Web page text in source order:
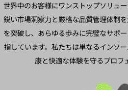
世界中のお客様にワンストップソリュ
鋭い市場洞察力と厳格な品質管理体制
を突破し、あらゆる歩みに完璧なサポ
指しています。私たちは単なるインソ
康と快適な体験を守るプロフ